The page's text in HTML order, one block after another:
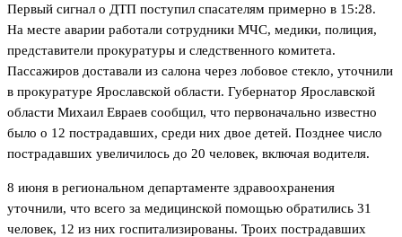
Первый сигнал о ДТП поступил спасателям примерно в 15:28.
На месте аварии работали сотрудники МЧС, медики, полиция,
представители прокуратуры и следственного комитета.
Пассажиров доставали из салона через лобовое стекло, уточнили
в прокуратуре Ярославской области. Губернатор Ярославской
области Михаил Евраев сообщил, что первоначально известно
было о 12 пострадавших, среди них двое детей. Позднее число
пострадавших увеличилось до 20 человек, включая водителя.
8 июня в региональном департаменте здравоохранения
уточнили, что всего за медицинской помощью обратились 31
человек, 12 из них госпитализированы. Троих пострадавших